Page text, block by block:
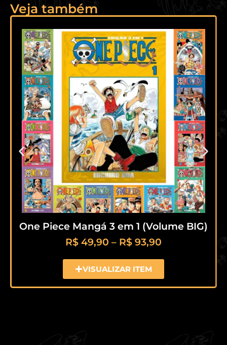
Veja também
One Piece Mangá 3 em 1 (Volume BIG)
R$ 49,90 – R$ 93,90
VISUALIZAR ITEM